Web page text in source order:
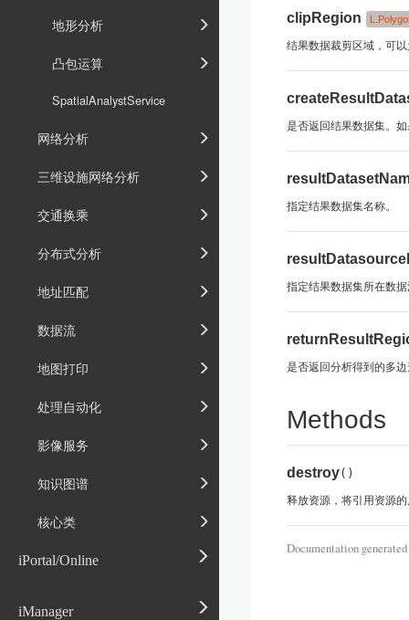
地形分析
凸包运算
SpatialAnalystService
网络分析
三维设施网络分析
交通换乘
分布式分析
地址匹配
数据流
地图打印
处理自动化
影像服务
知识图谱
核心类
iPortal/Online
iManager
clipRegion
结果数据裁剪区域，可
是否返回结果数据集。
指定结果数据集名称。
指定结果数据集所在数
是否返回分析得到的多
Methods
destroy()
释放资源，将引用资源
Documentation